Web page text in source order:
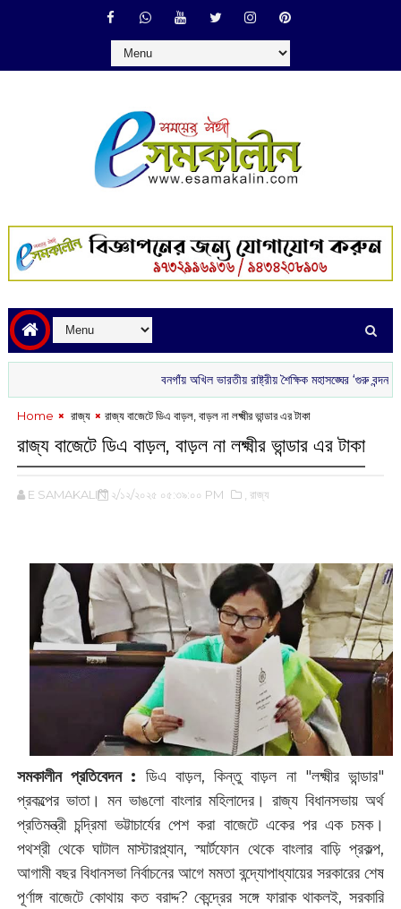
বনগাঁয় অখিল ভারতীয় রাষ্ট্রীয় শৈক্ষিক মহাসঙ্ঘের ‘গুরু বন্দন’ রাতে
Home ‌ রাজ্য রাজ্য বাজেটে ডিএ বাড়ল, বাড়ল না লক্ষ্মীর ভান্ডার এর টাকা
রাজ্য বাজেটে ডিএ বাড়ল, বাড়ল না লক্ষ্মীর ভান্ডার এর টাকা
E SAMAKALIN ২/১২/২০২৫ ০৫:৩৯:০০ PM ,‌ রাজ্য
সমকালীন প্রতিবেদন : ডিএ বাড়ল, কিন্তু বাড়ল না "লক্ষ্মীর ভান্ডার"
প্রকল্পের ভাতা। মন ভাঙলো বাংলার মহিলাদের। রাজ্য বিধানসভায় অর্থ
প্রতিমন্ত্রী চন্দ্রিমা ভট্টাচার্যের পেশ করা বাজেটে একের পর এক চমক।
পথশ্রী থেকে ঘাটাল মাস্টারপ্ল্যান, স্মার্টফোন থেকে বাংলার বাড়ি প্রকল্প,
আগামী বছর বিধানসভা নির্বাচনের আগে মমতা বন্দ্যোপাধ্যায়ের সরকারের শেষ
পূর্ণাঙ্গ বাজেটে কোথায় কত বরাদ্দ? কেন্দ্রের সঙ্গে ফারাক থাকলই, সরকারি